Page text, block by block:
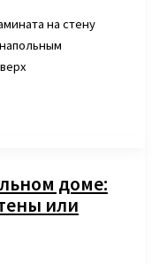
на стену
доме:
или